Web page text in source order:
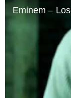
Eminem –